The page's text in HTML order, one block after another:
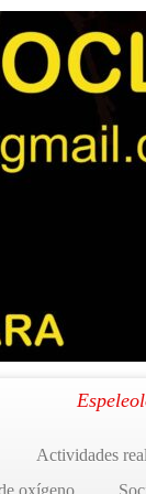
Actividades
oxígeno